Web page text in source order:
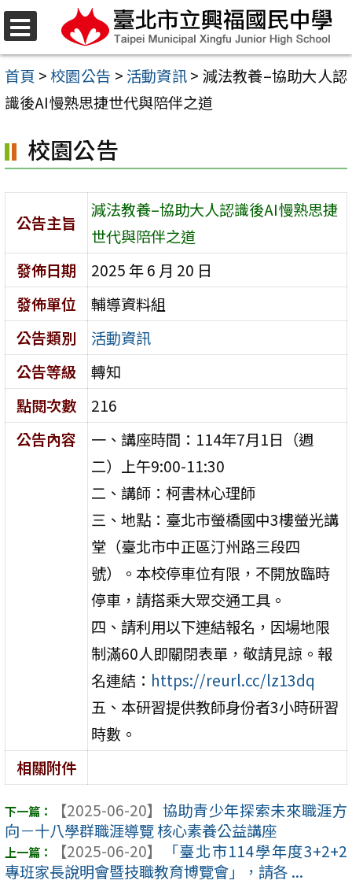
選
單
跳
至
主
要
容
區
首頁 >校園公告 > 活動資訊> 減法教養–協助大人認
識後AI慢熟思捷世代與陪伴之道
校園公告
公告主旨
減法教養–協助大人認識後AI慢熟思捷
世代與陪伴之道
發佈日期
2025 年 6 月 20 日
發佈單位
輔導資料組
公告類別
活動資訊
公告等級
轉知
點閱次數
216
公告內容
一、講座時間：114年7月1日（週
二）上午9:00-11:30
二、講師：柯書林心理師
三、地點：臺北市螢橋國中3樓螢光講
堂（臺北市中正區汀州路三段四
號）。本校停車位有限，不開放臨時
停車，請搭乘大眾交通工具。
四、請利用以下連結報名，因場地限
制滿60人即關閉表單，敬請見諒。報
名連結： https://reurl.cc/lz13dq
五、本研習提供教師身份者3小時研習
時數。
相關附件
【2025-06-20】 協助青少年探索未來職涯方
向－十八學群職涯導覽 核心素養公益講座
【2025-06-20】
「臺北市114學年度3+2+2
專班家長說明會暨技職教育博覽會」，請各 ...